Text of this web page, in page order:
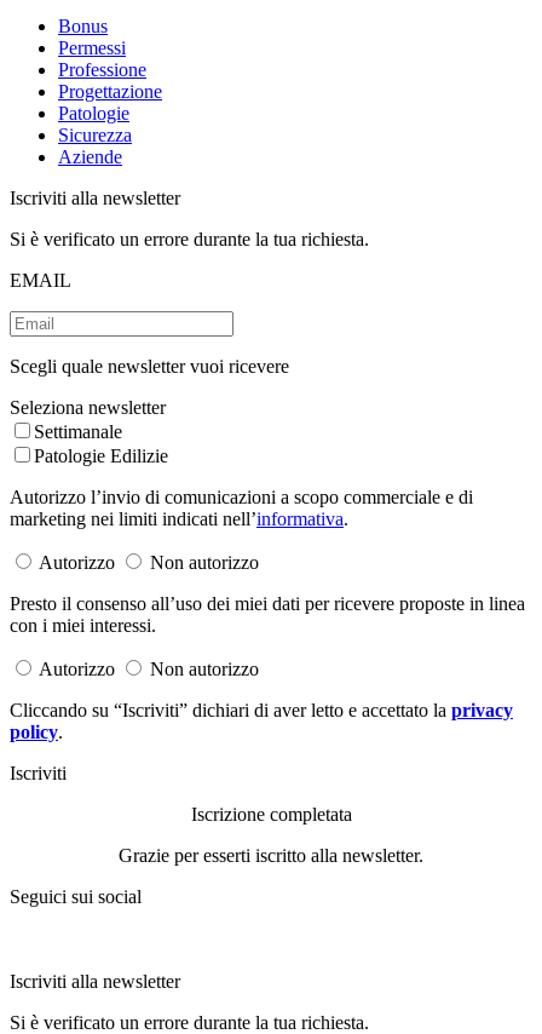
Bonus
Permessi
Professione
Progettazione
Patologie
Sicurezza
Aziende
Iscriviti alla newsletter
Si è verificato un errore durante la tua richiesta.
EMAIL
Scegli quale newsletter vuoi ricevere
Seleziona newsletter
Settimanale
Patologie Edilizie
Autorizzo l’invio di comunicazioni a scopo commerciale e di
marketing nei limiti indicati nell’informativa.
Autorizzo
Non autorizzo
Presto il consenso all’uso dei miei dati per ricevere proposte in linea
con i miei interessi.
Autorizzo
Non autorizzo
Cliccando su “Iscriviti” dichiari di aver letto e accettato la privacy
policy.
Iscriviti
Iscrizione completata
Grazie per esserti iscritto alla newsletter.
Seguici sui social
Iscriviti alla newsletter
Si è verificato un errore durante la tua richiesta.